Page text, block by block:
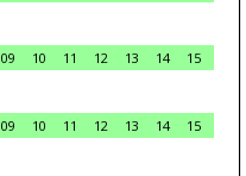
09 10 11 12 13 14
15
09 10 11 12 13 14
15